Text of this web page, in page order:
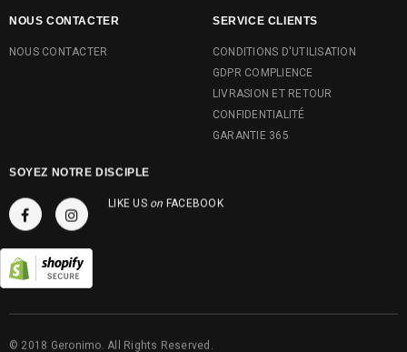
NOUS CONTACTER
NOUS CONTACTER
SERVICE CLIENTS
CONDITIONS D'UTILISATION
GDPR COMPLIENCE
LIVRASION ET RETOUR
CONFIDENTIALITÉ
GARANTIE 365
SOYEZ NOTRE DISCIPLE
LIKE US on FACEBOOK
© 2018 Geronimo. All Rights Reserved.